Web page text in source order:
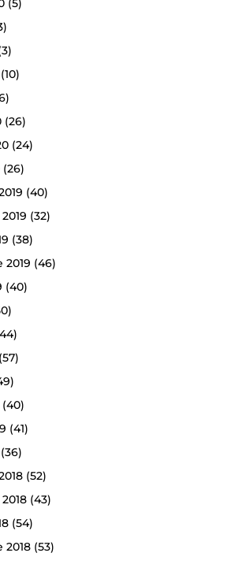
(5)
(26)
(24)
(26)
(40)
(32)
(38)
(46)
(40)
(57)
(40)
(41)
(36)
(52)
(43)
(54)
(53)